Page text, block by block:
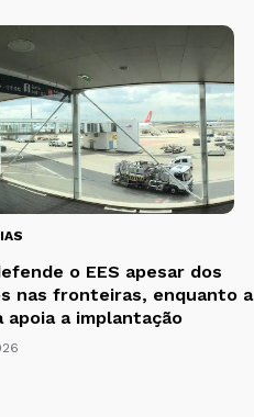
o EES apesar dos
nas fronteiras, enquanto a
apoia a implantação